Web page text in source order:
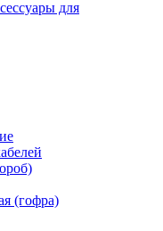
для
(гофра)